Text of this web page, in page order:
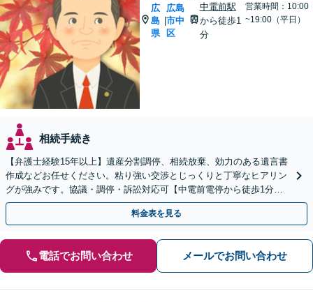
広
島
県
広島
市中
区
中電前駅
から徒歩1
分
営業時間：10:00
~19:00（平日）
相続手続き
【弁護士経験15年以上】遺産分割調停、相続放棄、効力のある遺言書
作成などお任せください。粘り強い交渉とじっくりと丁寧なヒアリン
グが強みです。協議・調停・訴訟対応可【中電前電停から徒歩1分】
【法テラス利用可】【弁護士直通電話】
料金表を見る
電話でお問い合わせ メールでお問い合わせ